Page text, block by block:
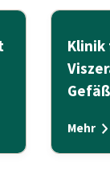
Klinik
Mehr